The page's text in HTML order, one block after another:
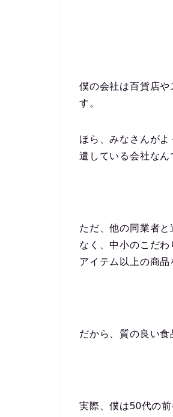
僕の会社は百貨店
す。
ほら、みなさんが
遣している会社なん
ただ、他の同業者
なく、中小のこだ
アイテム以上の商品
だから、質の良い食
実際、僕は50代の